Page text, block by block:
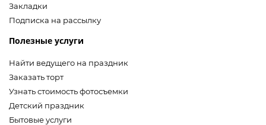
Закладки
Подписка на рассылку
Полезные услуги
Найти ведущего на праздник
Заказать торт
Узнать стоимость фотосъемки
Детский праздник
Бытовые услуги